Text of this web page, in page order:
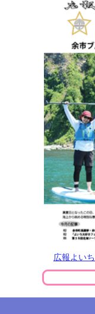
広報よい